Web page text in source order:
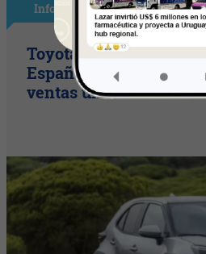
InfoNegocios España
Toyota consolida su
España en julio tras
ventas un 10% en 2026